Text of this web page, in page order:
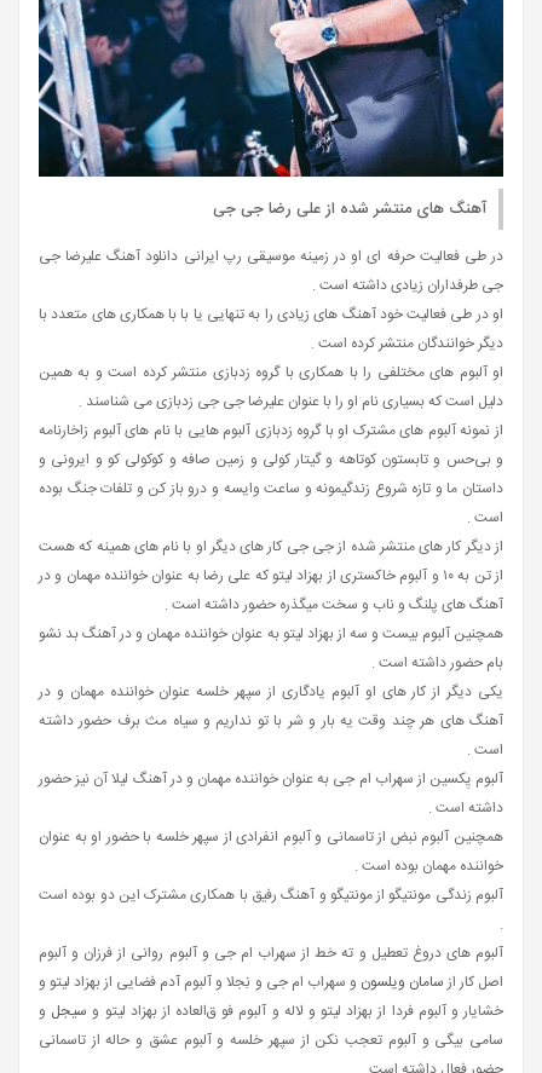
آهنگ های منتشر شده از علی رضا جی جی
در طی فعالیت حرفه‌ ای او در زمینه موسیقی رپ ایرانی دانلود آهنگ علیرضا جی
جی طرفداران زیادی داشته است .
او در طی فعالیت خود آهنگ های زیادی را به تنهایی یا با با همکاری های متعدد با
دیگر خوانندگان منتشر کرده است .
او آلبوم های مختلفی را با همکاری با گروه زدبازی منتشر کرده است و به همین
دلیل است که بسیاری نام او را با عنوان علیرضا جی جی زدبازی می شناسند .
از نمونه آلبوم های مشترک او با گروه زدبازی آلبوم هایی با نام های آلبوم زاخارنامه
و بی‌حس و تابستون کوتاهه و گیتار کولی و زمین صافه و کوکولی کو و ایرونی و
داستان ما و تازه شروع زندگیمونه و ساعت وایسه و درو باز کن و تلفات جنگ بوده
است .
از دیگر کار های منتشر شده از جی جی کار های دیگر او با نام های همینه که هست
از تن به ۱۰ و آلبوم خاکستری از بهزاد لیتو که علی رضا به عنوان خواننده مهمان و در
آهنگ‌ های پلنگ و ناب و سخت میگذره حضور داشته است .
همچنین آلبوم بیست و سه از بهزاد لیتو به عنوان خواننده مهمان و در آهنگ بد نشو
بام حضور داشته است .
یکی دیگر از کار های او آلبوم یادگاری از سپهر خلسه عنوان خواننده مهمان و در
آهنگ‌ های هر چند وقت یه بار و شر با تو نداریم و سیاه مث برف حضور داشته
است .
آلبوم یِکسین از سهراب ام جی به عنوان خواننده مهمان و در آهنگ لیلا آن نیز حضور
داشته است .
همچنین آلبوم نبض از تاسمانی و آلبوم انفرادی از سپهر خلسه با حضور او به عنوان
خواننده مهمان بوده است .
آلبوم زندگی مونتیگو از مونتیگو و آهنگ رفیق با همکاری مشترک این دو بوده است
.
آلبوم های دروغ تعطیل و ته خط از سهراب ام جی و آلبوم روانی از فرزان و آلبوم
اصل کار ازسامان ویلسون و سهراب ام جی و نِجلا و آلبوم آدم فضایی از بهزاد لیتو و
خشایار و آلبوم فردا از بهزاد لیتو و لاله و آلبوم فو ق‌العاده از بهزاد لیتو و سیجل و
سامی بیگی و آلبوم تعجب نکن از سپهر خلسه و آلبوم عشق و حاله از تاسمانی